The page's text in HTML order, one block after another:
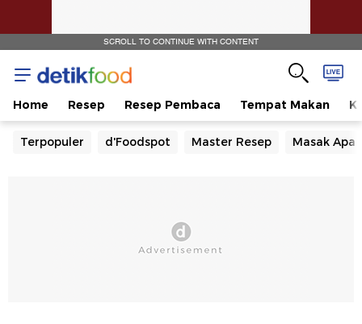
SCROLL TO CONTINUE WITH CONTENT
Home Resep Resep Pembaca Tempat Makan
Terpopuler d'Foodspot Master Resep Masak Apa